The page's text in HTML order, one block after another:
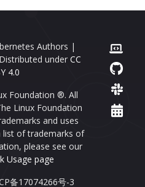
Authors |
under CC
4.0
Foundation ®. All
Linux Foundation
and uses
list of trademarks of
please see our
Usage page
备17074266号-3